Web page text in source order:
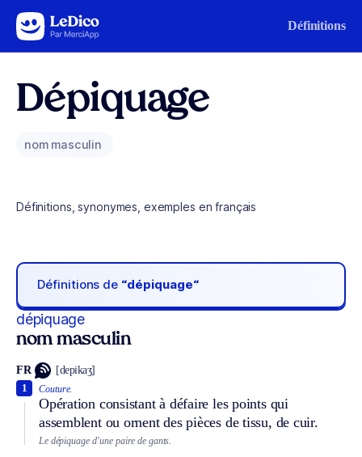
Aller au contenu Définitions
Dépiquage
nom masculin
Définitions, synonymes, exemples en français
Définitions de “dépiquage“
dépiquage
nom masculin
FR [depikaʒ]
Couture.
Opération consistant à défaire les points qui
assemblent ou ornent des pièces de tissu, de cuir.
1
Le dépiquage d’une paire de gants.